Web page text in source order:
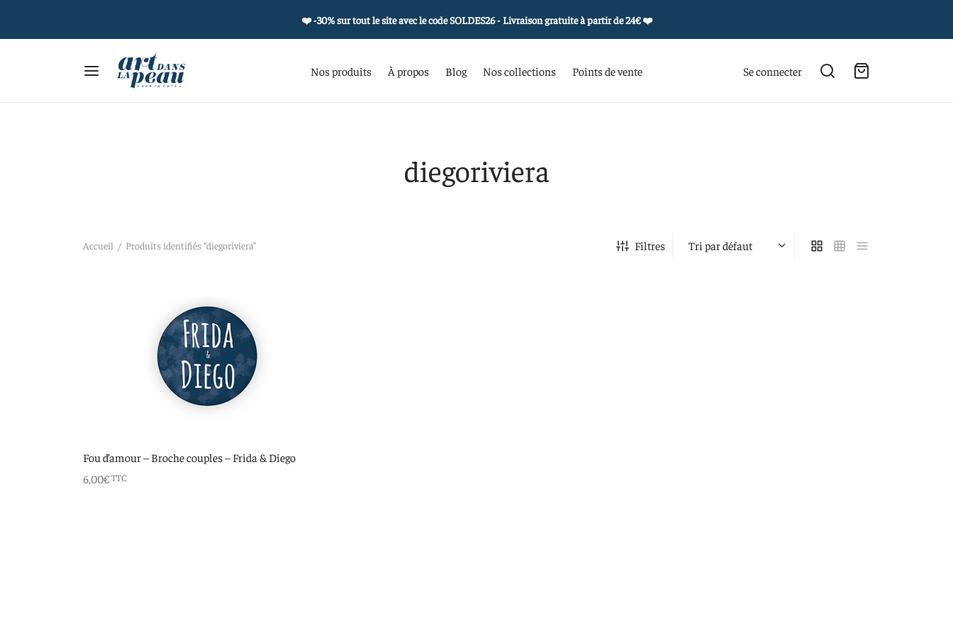
❤️ -30% sur tout le site avec le code SOLDES26 - Livraison gratuite à partir de 24€❤️
Nos produits À propos Blog Nos collections Points de vente Se connecter
diegoriviera
Accueil / Produits identifiés “diegoriviera” Filtres
Fou d’amour – Broche couples – Frida & Diego
6,00€TTC